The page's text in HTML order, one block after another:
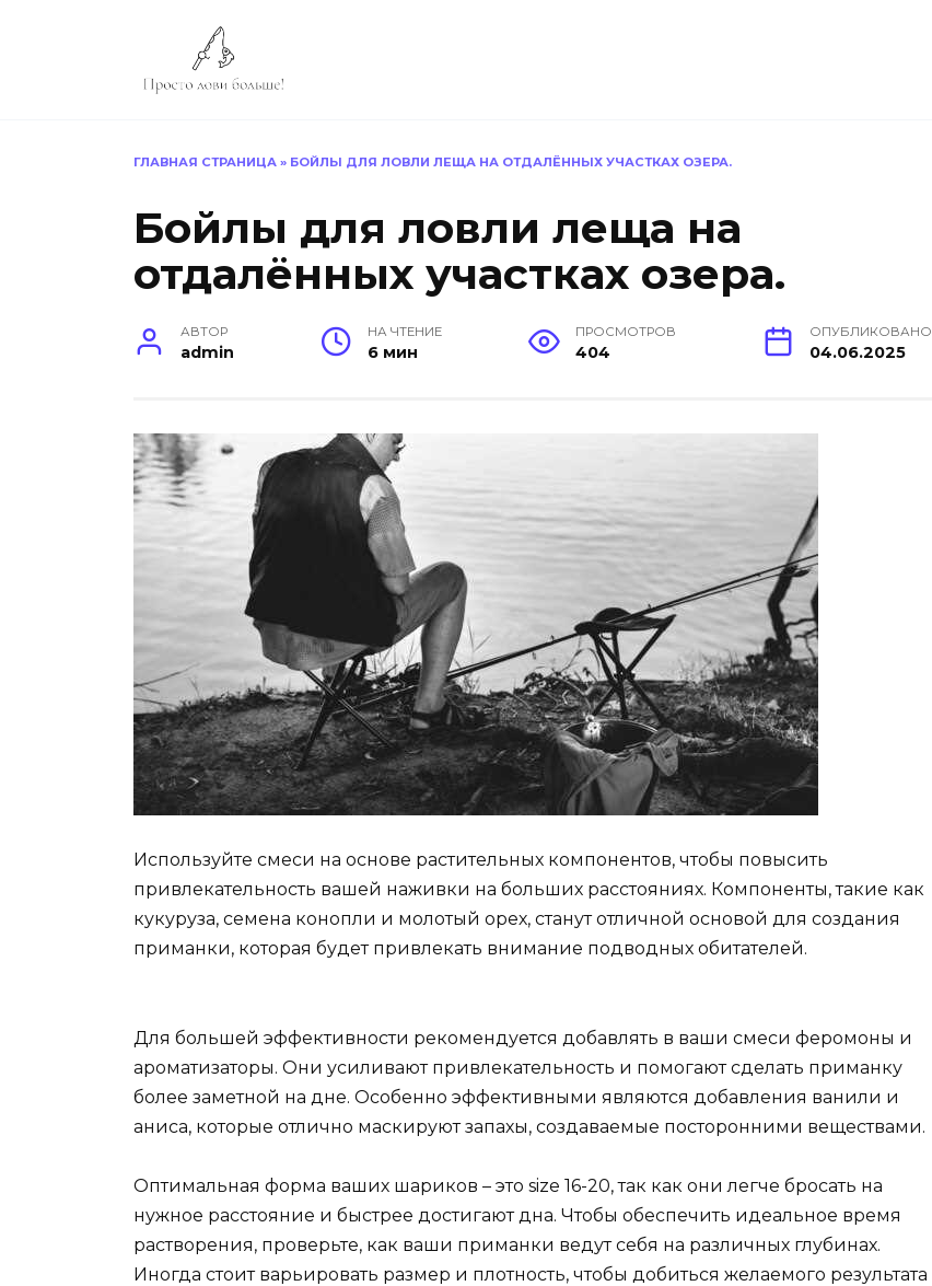
ГЛАВНАЯ СТРАНИЦА » БОЙЛЫ ДЛЯ ЛОВЛИ ЛЕЩА НА ОТДАЛЁННЫХ УЧАСТКАХ ОЗЕРА.
Бойлы для ловли леща на
отдалённых участках озера.
АВТОР
admin
НА ЧТЕНИЕ
6 мин
ПРОСМОТРОВ
404
ОПУБЛИКОВАНО
04.06.2025
Используйте смеси на основе растительных компонентов, чтобы повысить
привлекательность вашей наживки на больших расстояниях. Компоненты, такие как
кукуруза, семена конопли и молотый орех, станут отличной основой для создания
приманки, которая будет привлекать внимание подводных обитателей.
Для большей эффективности рекомендуется добавлять в ваши смеси феромоны и
ароматизаторы. Они усиливают привлекательность и помогают сделать приманку
более заметной на дне. Особенно эффективными являются добавления ванили и
аниса, которые отлично маскируют запахы, создаваемые посторонними веществами.
Оптимальная форма ваших шариков – это size 16-20, так как они легче бросать на
нужное расстояние и быстрее достигают дна. Чтобы обеспечить идеальное время
растворения, проверьте, как ваши приманки ведут себя на различных глубинах.
Иногда стоит варьировать размер и плотность, чтобы добиться желаемого результата